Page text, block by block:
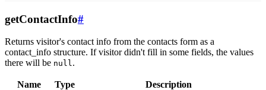
getContactInfo#
Returns visitor's contact info from the contacts form as a
contact_info structure. If visitor didn't fill in some fields, the values
there will be null.
Name Type
Description